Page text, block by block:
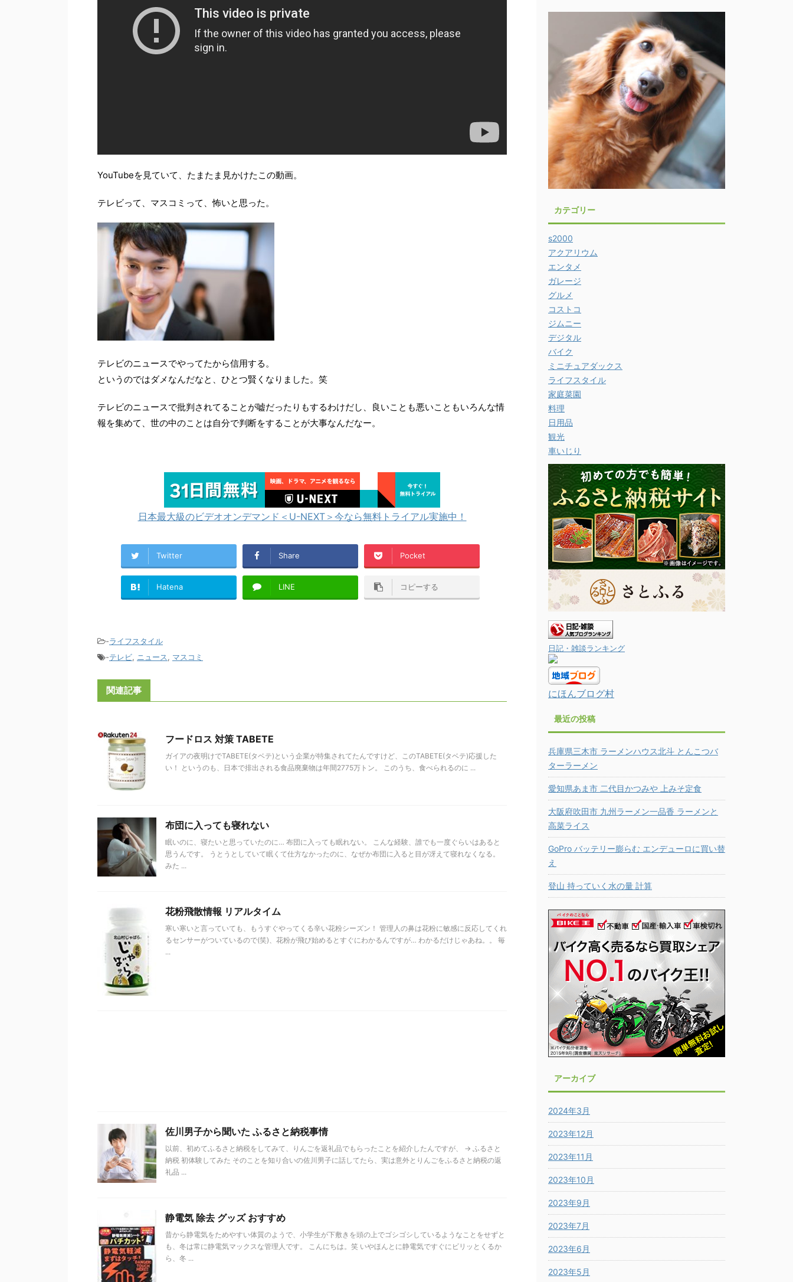
YouTubeを見ていて、たまたま見かけたこの動画。
テレビって、マスコミって、怖いと思った。
テレビのニュースでやってたから信用する。
というのではダメなんだなと、ひとつ賢くなりました。笑
テレビのニュースで批判されてることが嘘だったりもするわけだし、良いことも悪いこともいろんな情
報を集めて、世の中のことは自分で判断をすることが大事なんだなー。
日本最大級のビデオオンデマンド＜U-NEXT＞今なら無料トライアル実施中！
Twitter Share Pocket
Hatena LINE コピーする
-ライフスタイル
-テレビ, ニュース, マスコミ
関連記事
フードロス 対策 TABETE
ガイアの夜明けでTABETE(タベテ)という企業が特集されてたんですけど、このTABETE(タベテ)応援した
い！ というのも、日本で排出される食品廃棄物は年間2775万トン。 このうち、食べられるのに ...
布団に入っても寝れない
眠いのに、寝たいと思っていたのに… 布団に入っても眠れない。 こんな経験、誰でも一度ぐらいはあると
思うんです。 うとうとしていて眠くて仕方なかったのに、なぜか布団に入ると目が冴えて寝れなくなる。
みた ...
花粉飛散情報 リアルタイム
寒い寒いと言っていても、もうすぐやってくる辛い花粉シーズン！ 管理人の鼻は花粉に敏感に反応してくれ
るセンサーがついているので(笑)、花粉が飛び始めるとすぐにわかるんですが… わかるだけじゃあね。。 毎
...
佐川男子から聞いた ふるさと納税事情
以前、初めてふるさと納税をしてみて、りんごを返礼品でもらったことを紹介したんですが、 → ふるさと
納税 初体験してみた そのことを知り合いの佐川男子に話してたら、実は意外とりんごをふるさと納税の返
礼品 ...
静電気 除去 グッズ おすすめ
昔から静電気をためやすい体質のようで、小学生が下敷きを頭の上でゴシゴシしているようなことをせずと
も、冬は常に静電気マックスな管理人です。 こんにちは。笑 いやほんとに静電気ですぐにビリッとくるか
ら、冬 ...
カテゴリー
s2000
アクアリウム
エンタメ
ガレージ
グルメ
コストコ
ジムニー
デジタル
バイク
ミニチュアダックス
ライフスタイル
家庭菜園
料理
日用品
観光
車いじり
日記・雑談ランキング
にほんブログ村
最近の投稿
兵庫県三木市 ラーメンハウス北斗 とんこつバ
ターラーメン
愛知県あま市 二代目かつみや 上みそ定食
大阪府吹田市 九州ラーメン一品香 ラーメンと
高菜ライス
GoPro バッテリー膨らむ エンデューロに買い替
え
登山 持っていく水の量 計算
アーカイブ
2024年3月
2023年12月
2023年11月
2023年10月
2023年9月
2023年7月
2023年6月
2023年5月